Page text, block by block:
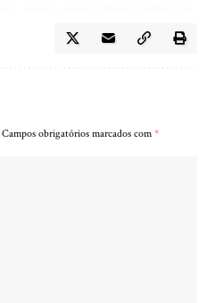
Campos obrigatórios marcados com *